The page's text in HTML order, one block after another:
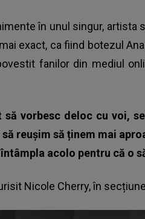
în unul singur, artista
exact, ca fiind botezul
fanilor din mediul
să vorbesc deloc cu voi,
reușim să ținem mai
acolo pentru că o
Nicole Cherry, în